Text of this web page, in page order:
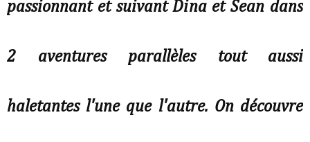
passionnant et suivant Dina et Sean dans
2 aventures parallèles tout aussi
haletantes l'une que l'autre. On découvre